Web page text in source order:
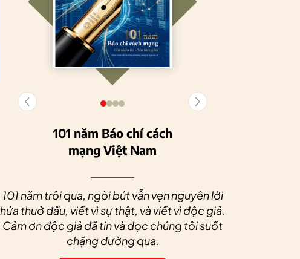
lực cho nông
nghiệp bền vững
101 năm Báo chí cách
mạng Việt Nam
101 năm trôi qua, ngòi bút vẫn vẹn nguyên lời
hứa thuở đầu, viết vì sự thật, và viết vì độc giả.
Cảm ơn độc giả đã tin và đọc chúng tôi suốt
chặng đường qua.